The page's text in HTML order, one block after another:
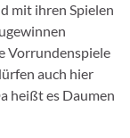
mit ihren Spielen
Vorrundenspiele
auch hier
heißt es Daumen